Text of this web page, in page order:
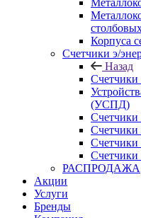
Корпуса
Счетчики э/
Назад
Счетчики
(УСПД)
Счетчики
Счетчики
РАСПРОДАЖА
Акции
Услуги
Бренды